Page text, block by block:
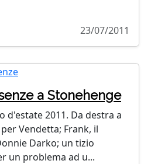
23/07/2011
a Stonehenge
d'estate 2011. Da destra a
Vendetta; Frank, il
Darko; un tizio
un problema ad u...